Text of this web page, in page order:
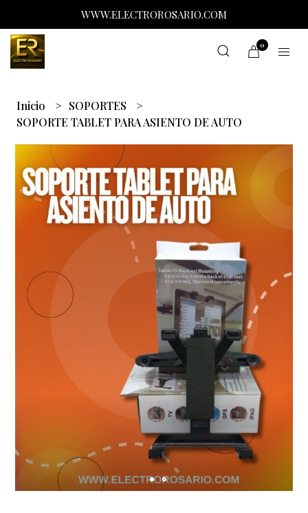
WWW.ELECTROROSARIO.COM
0
Inicio
SOPORTES
SOPORTE TABLET PARA ASIENTO DE AUTO